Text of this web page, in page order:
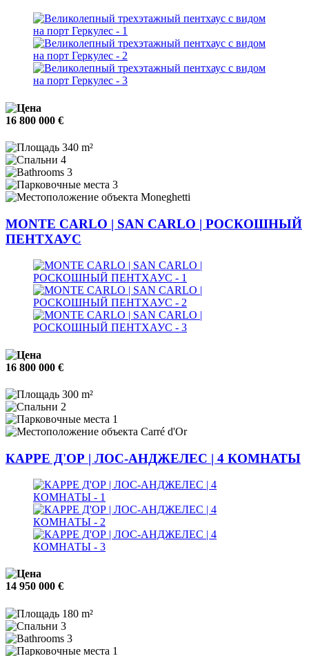
16 800 000 €
340 m²
4
3
3
Moneghetti
MONTE CARLO | SAN CARLO | РОСКОШНЫЙ
ПЕНТХАУС
16 800 000 €
300 m²
2
1
Carré d'Or
КАРРЕ Д'ОР | ЛОС-АНДЖЕЛЕС | 4 КОМНАТЫ
14 950 000 €
180 m²
3
3
1